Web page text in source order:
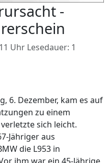
-
Uhr Lesedauer: 1
6. Dezember, kam es auf
zu einem
sich leicht.
Jähriger aus
die L953 in